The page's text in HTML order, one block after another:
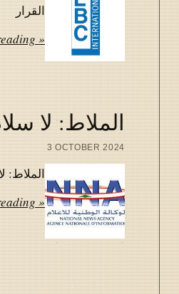
القرار
»
الملاط: لا
3 OCTOBER 2024
الملاط:
»